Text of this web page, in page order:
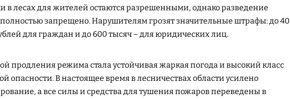
в лесах для жителей остаются разрешенными, однако разведение
полностью запрещено. Нарушителям грозят значительные штрафы: до 40
для граждан и до 600 тысяч – для юридических лиц.
продления режима стала устойчивая жаркая погода и высокий класс
опасности. В настоящее время в лесничествах области усилено
а все силы и средства для тушения пожаров переведены в